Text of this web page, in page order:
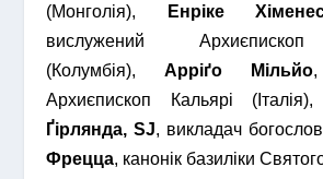
(Монголія),
Енріке
вислужений
(Колумбія),Арріґо Мільйо,
Архиєпископ Кальярі (Італія),
Ґірлянда, SJ, викладач
Фрецца, канонік базиліки